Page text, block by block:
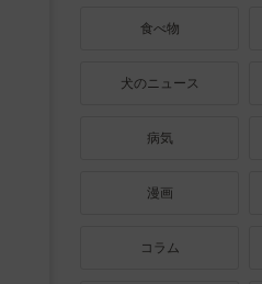
食べ物
犬のニュース
病気
漫画
コラム